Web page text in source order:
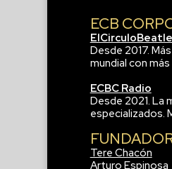
ECB
Desde 2017.
mundial con
ECBC Radio
Desde 2021. La
especializados.
Tere Chacón
Arturo Espinosa